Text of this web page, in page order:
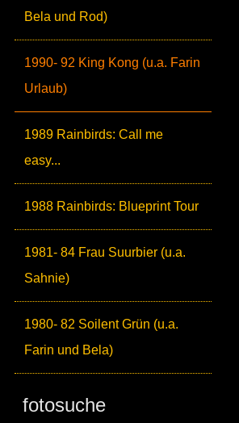
Bela und Rod)
1990- 92 King Kong (u.a. Farin
Urlaub)
1989 Rainbirds: Call me
easy...
1988 Rainbirds: Blueprint Tour
1981- 84 Frau Suurbier (u.a.
Sahnie)
1980- 82 Soilent Grün (u.a.
Farin und Bela)
fotosuche